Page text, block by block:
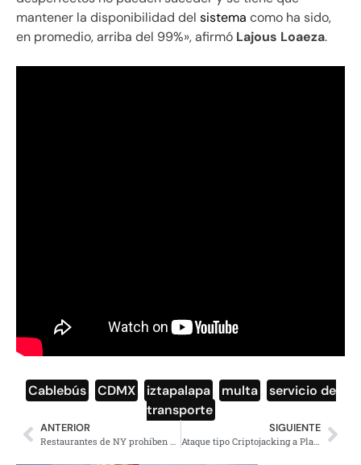
mantener la disponibilidad del sistema como ha sido,
en promedio, arriba del 99%», afirmó Lajous Loaeza.
Cablebús CDMX iztapalapa multa
servicio de
transporte
ANTERIOR
Restaurantes de NY prohíben entrada a Bolsonaro por no vacunarse contra Covid
SIGUIENTE
Ataque tipo Criptojacking a Plataforma Nacional de Transparencia